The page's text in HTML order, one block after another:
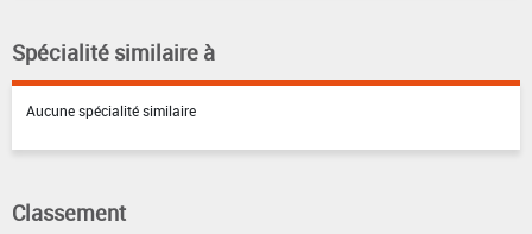
Spécialité similaire à
Aucune spécialité similaire
Classement